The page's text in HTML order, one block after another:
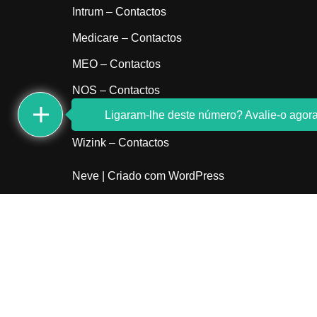
Intrum – Contactos
Medicare – Contactos
MEO – Contactos
NOS – Contactos
Sem indicativo
Wizink – Contactos
Neve | Criado com WordPress
Ligaram-lhe deste número? Avalie-o